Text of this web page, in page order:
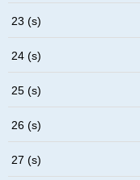
23 (s)
24 (s)
25 (s)
26 (s)
27 (s)